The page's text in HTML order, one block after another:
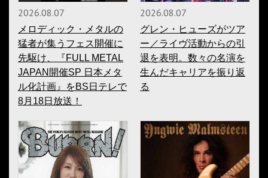
2026.08.07
メロディック・メタルの
猛者が集うフェス開催に
先駆け、『FULL METAL
JAPAN開催SP 日本メタ
ル化計画』をBS日テレで
8月18日放送！
2026.08.07
グレン・ヒューズがツア
ー／ライヴ活動からの引
退を表明。数々の名演を
生んだキャリアを振り返
る